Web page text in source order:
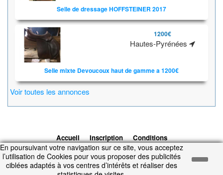
Selle de dressage HOFFSTEINER 2017
1200€
Hautes-Pyrénées
Selle mixte Devoucoux haut de gamme a 1200€
Voir toutes les annonces
Accueil Inscription
Conditions
d'utilisation
Contacts © 2026 1cheval.com
Ecurie Virtuelle -
Jeu Cheval
En poursuivant votre navigation sur ce site, vous acceptez
l’utilisation de Cookies pour vous proposer des publicités
ciblées adaptés à vos centres d’intérêts et réaliser des